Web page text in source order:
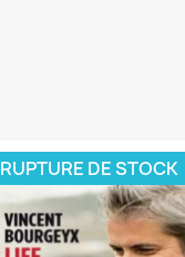
RUPTURE DE STOCK